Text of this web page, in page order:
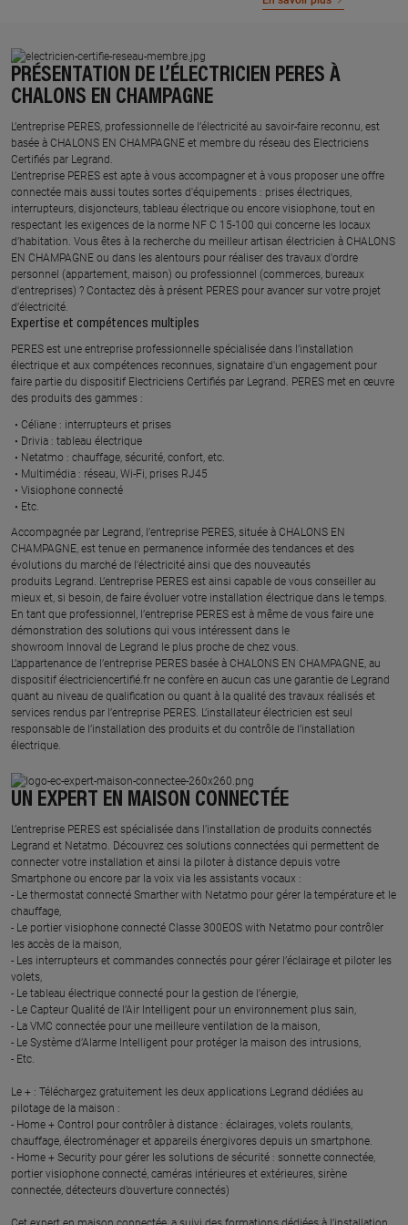
PRÉSENTATION DE L’ÉLECTRICIEN PERES À
CHALONS EN CHAMPAGNE
L’entreprise PERES, professionnelle de l’électricité au savoir-faire reconnu, est
basée à CHALONS EN CHAMPAGNE et membre du réseau des Electriciens
Certifiés par Legrand.​
L’entreprise PERES est apte à vous accompagner et à vous proposer une offre
connectée mais aussi toutes sortes d'équipements : prises électriques,
interrupteurs, disjoncteurs, tableau électrique ou encore visiophone, tout en
respectant les exigences de la norme NF C 15-100 qui concerne les locaux
d’habitation. Vous êtes à la recherche du meilleur artisan électricien à CHALONS
EN CHAMPAGNE ou dans les alentours pour réaliser des travaux d'ordre
personnel (appartement, maison) ou professionnel (commerces, bureaux
d'entreprises) ? Contactez dès à présent PERES pour avancer sur votre projet
d’électricité.
Expertise et compétences multiples​
​PERES est une entreprise professionnelle spécialisée dans l’installation
électrique et aux compétences reconnues, ​signataire d'un engagement pour
faire partie du dispositif Electriciens Certifiés par Legrand​. PERES met en œuvre
des produits des gammes : ​
Céliane : interrupteurs et prises ​
Drivia : tableau électrique ​
Netatmo : chauffage, sécurité, confort, etc.​
Multimédia : réseau, Wi-Fi, prises RJ45​
Visiophone connecté​
Etc.​
​Accompagnée par Legrand, l’entreprise PERES, située à CHALONS EN
CHAMPAGNE, est tenue en permanence informée des tendances et des
évolutions du marché de l'électricité ainsi que des nouveautés
produits Legrand. L’entreprise PERES est ainsi capable de vous conseiller au
mieux et, si besoin, de faire évoluer votre installation électrique dans le temps.
En tant que professionnel, l’entreprise PERES est à même de vous faire une
démonstration des solutions qui vous intéressent dans le
showroom Innoval de Legrand le plus proche de chez vous.​
L’appartenance de l’entreprise PERES basée à CHALONS EN CHAMPAGNE, au
dispositif électriciencertifié.fr ne confère en aucun cas une garantie de Legrand
quant au niveau de qualification ou quant à la qualité des travaux réalisés et
services rendus par l’entreprise PERES. L’installateur électricien est seul
responsable de l’installation des produits et du contrôle de l’installation
électrique.
UN EXPERT EN MAISON CONNECTÉE
L’entreprise PERES est spécialisée dans l’installation de produits connectés
Legrand et Netatmo. Découvrez ces solutions connectées qui permettent de
connecter votre installation et ainsi la piloter à distance depuis votre
Smartphone ou encore par la voix via les assistants vocaux :
- Le thermostat connecté Smarther with Netatmo pour gérer la température et le
chauffage,
- Le portier visiophone connecté Classe 300EOS with Netatmo pour contrôler
les accès de la maison,
- Les interrupteurs et commandes connectés pour gérer l’éclairage et piloter les
volets,
- Le tableau électrique connecté pour la gestion de l’énergie,
- Le Capteur Qualité de l’Air Intelligent pour un environnement plus sain,
- La VMC connectée pour une meilleure ventilation de la maison,
- Le Système d’Alarme Intelligent pour protéger la maison des intrusions,
- Etc.
Le + : Téléchargez gratuitement les deux applications Legrand dédiées au
pilotage de la maison :
- Home + Control pour contrôler à distance : éclairages, volets roulants,
chauffage, électroménager et appareils énergivores depuis un smartphone.
- Home + Security pour gérer les solutions de sécurité : sonnette connectée,
portier visiophone connecté, caméras intérieures et extérieures, sirène
connectée, détecteurs d’ouverture connectés)